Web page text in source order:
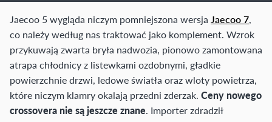
Jaecoo 5 wygląda niczym pomniejszona wersja Jaecoo 7,
co należy według nas traktować jako komplement. Wzrok
przykuwają zwarta bryła nadwozia, pionowo zamontowana
atrapa chłodnicy z listewkami ozdobnymi, gładkie
powierzchnie drzwi, ledowe światła oraz wloty powietrza,
które niczym klamry okalają przedni zderzak. Ceny nowego
crossovera nie są jeszcze znane. Importer zdradził